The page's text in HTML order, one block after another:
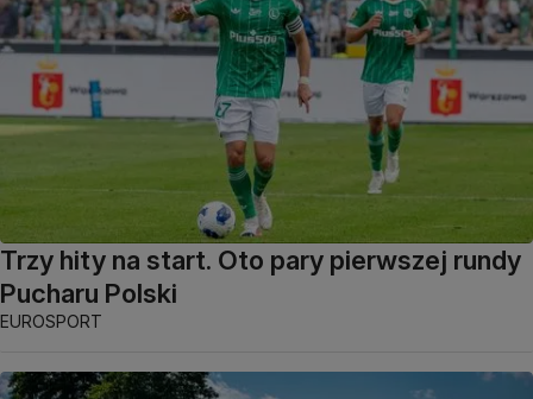
Trzy hity na start. Oto pary pierwszej rundy
Pucharu Polski
EUROSPORT